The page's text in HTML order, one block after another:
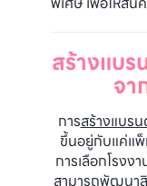
สร้างแบร
จา
การสร้างแบร
ขึ้นอยู่กับแค่แพ็
การเลือกโรงง
สามารถพัฒนา